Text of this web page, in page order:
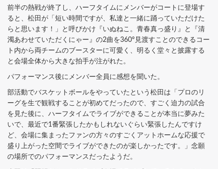
前半の熱戦が終了し、ハーフタイムにメンバーがコートに登場す
ると、松田が「短い時間ですが、私達と一緒に踊っていただけた
らと思います！」と呼びかけ『いぬねこ。青春真っ盛り』と『清
濁あわせていただくにゃー』の2曲を360°見渡すことのできるコー
ト内から両チームのブースターに可愛く、明るく堂々と披露する
と会場全体から大きな拍手が注がれた。
パフォーマンス後にメンバー全員に感想を聞いた。
部活動でバスケットボールをやっていたという松田は「プロのリ
ーグを生で観戦することが初めてだったので、すごく迫力の試合
を見た後に、ハーフタイムでライブができることが本当に夢みた
いで、最近で1番緊張したかもしれないぐらい緊張したんですけ
ど、会場に集まったファンの方々のすごくアットホームな応援で
盛り上がった空間でライブができたのが楽しかったです。」念願
の場所でのパフォーマンスだったようだ。